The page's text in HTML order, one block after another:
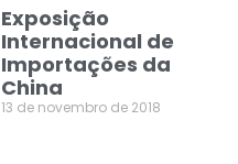
Exposição
Internacional de
Importações da
China
13 de novembro de 2018